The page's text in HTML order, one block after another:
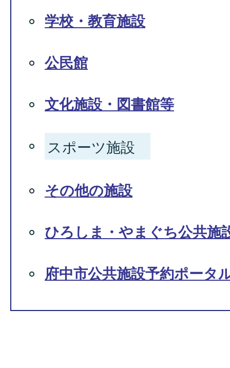
学校・教育施設
公民館
文化施設・図書館等
スポーツ施設
その他の施設
ひろしま・やまぐち公共施
府中市公共施設予約ポータ